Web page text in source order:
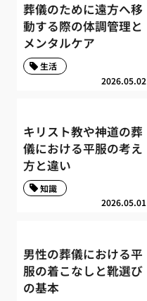
葬儀のために遠方へ移
動する際の体調管理と
メンタルケア
2026.05.02
生活
キリスト教や神道の葬
儀における平服の考え
方と違い
2026.05.01
知識
男性の葬儀における平
服の着こなしと靴選び
の基本